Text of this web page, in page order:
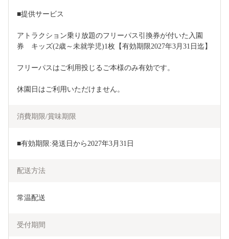
■提供サービス
アトラクション乗り放題のフリーパス引換券が付いた入園
券　キッズ(2歳～未就学児)1枚【有効期限2027年3月31日迄】
フリーパスはご利用投じるご本様のみ有効です。
休園日はご利用いただけません。
消費期限/賞味期限
■有効期限:発送日から2027年3月31日
配送方法
常温配送
受付期間